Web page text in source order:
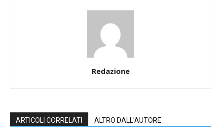
Redazione
ARTICOLI CORRELATI ALTRO DALL'AUTORE